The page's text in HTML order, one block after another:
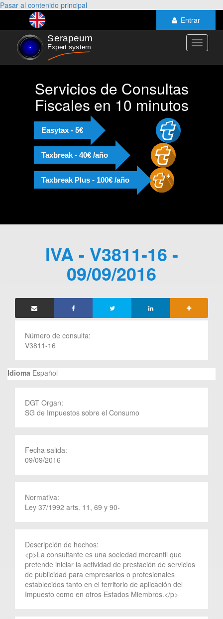
Pasar al contenido principal
Entrar
Toggle
Servicios de Consultas
Fiscales en 10 minutos
Easytax - 5€
Taxbreak - 40€ /año
Taxbreak Plus - 100€ /año
IVA - V3811-16 -
09/09/2016
Número de consulta:
V3811-16
Idioma Español
DGT Organ:
SG de Impuestos sobre el Consumo
Fecha salida:
09/09/2016
Normativa:
Ley 37/1992 arts. 11, 69 y 90-
Descripción de hechos:
<p>La consultante es una sociedad mercantil que
pretende iniciar la actividad de prestación de servicios
de publicidad para empresarios o profesionales
establecidos tanto en el territorio de aplicación del
Impuesto como en otros Estados Miembros.</p>